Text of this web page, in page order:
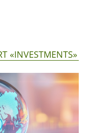
«INVESTMENTS»